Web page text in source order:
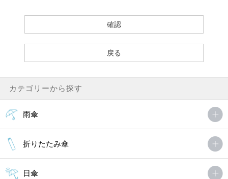
カテゴリーから探す
雨傘
折りたたみ傘
日傘